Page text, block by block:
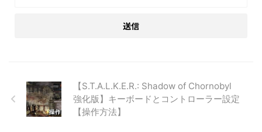
【S.T.A.L.K.E.R.: Shadow of Chornobyl
強化版】キーボードとコントローラー設定
【操作方法】